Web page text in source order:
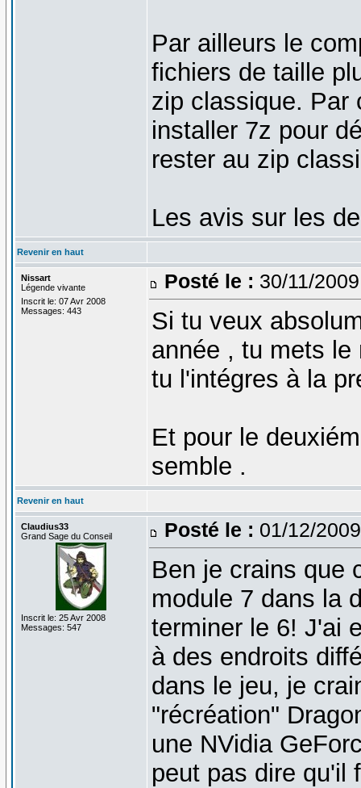
Par ailleurs le
fichiers de taille
zip classique. Par
installer 7z pour
rester au zip
Les avis sur les
Revenir en haut
Nissart
Légende vivante
Inscrit le: 07 Avr 2008
Messages: 443
Posté le : 30/11/
Si tu veux
année , tu mets le
tu l'intégres à la
Et pour le
semble .
Revenir en haut
Claudius33
Grand Sage du Conseil
Inscrit le: 25 Avr 2008
Messages: 547
Posté le : 01/12/
Ben je crains que
module 7 dans la
terminer le 6! J'ai
à des endroits
dans le jeu, je
"récréation"
une NVidia
peut pas dire qu'il